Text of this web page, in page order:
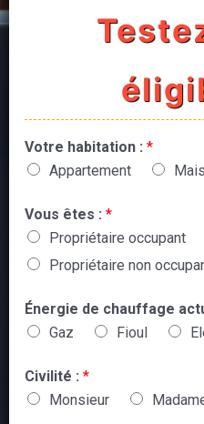
Votre habitation : *
Appartement
Vous êtes : *
Propriétaire occupant
Propriétaire non
Énergie de chauffage
Gaz
Fioul
Civilité : *
Monsieur